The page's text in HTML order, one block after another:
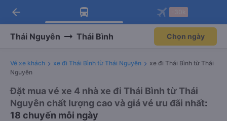
Tải app Vexere ngay!
Nhận ưu đãi thành viên độc
Mở app
Tải app Vexere
-30k/ghế khi đặt vé máy bay qua
Mở app
arrow_back
Thái Nguyên Thái Bình Chọn ngày
Vé xe khách xe đi Thái Bình từ Thái Nguyên
xe đi Thái Bình từ Thái
Nguyên
Đặt mua vé xe 4 nhà xe đi Thái Bình từ Thái
Nguyên chất lượng cao và giá vé ưu đãi nhất:
18 chuyến mỗi ngày